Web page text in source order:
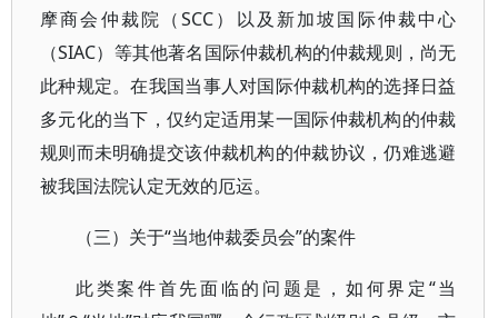
摩商会仲裁院（SCC）以及新加坡国际仲裁中心
（SIAC）等其他著名国际仲裁机构的仲裁规则，尚无
此种规定。在我国当事人对国际仲裁机构的选择日益
多元化的当下，仅约定适用某一国际仲裁机构的仲裁
规则而未明确提交该仲裁机构的仲裁协议，仍难逃避
被我国法院认定无效的厄运。
（三）关于“当地仲裁委员会”的案件
此类案件首先面临的问题是，如何界定“当